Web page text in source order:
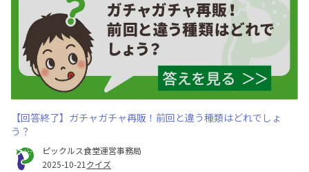
【回答終了】ガチャガチャ再販！前回と違う種類はどれでしょ
う？
ピックルス食堂運営事務局
2025-10-21 クイズ